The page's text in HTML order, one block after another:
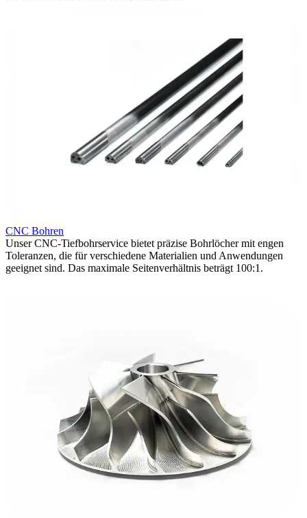
CNC Bohren
Unser CNC-Tiefbohrservice bietet präzise Bohrlöcher mit engen
Toleranzen, die für verschiedene Materialien und Anwendungen
geeignet sind. Das maximale Seitenverhältnis beträgt 100:1.